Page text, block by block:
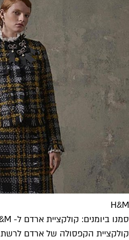
H&M
סמנו ביומנים: קולקציית ארדם ל- H&M מגיעה לישראל בחודש הבא
קולקציית הקפסולה של ארדם לרשת H&M תגיע בחודש הבא גם לישראל ולפי הלוק בוק - יש למה לצפות. הקולקצייה בהשראת זכרונות...